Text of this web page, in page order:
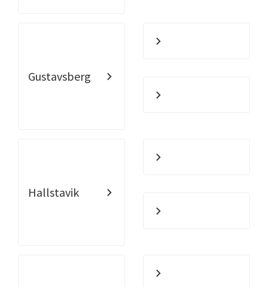
Gustavsberg
Hallstavik